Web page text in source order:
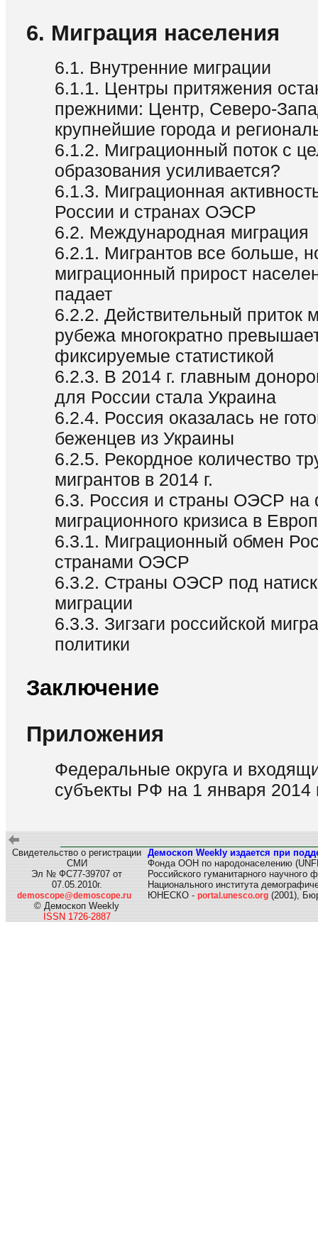
6. Миграция населения
6.1. Внутренние миграции
6.1.1. Центры притяжения
прежними: Центр, Северо-
крупнейшие города и
6.1.2. Миграционный поток с
образования усиливается?
6.1.3. Миграционная
России и странах OЭСР
6.2. Международная миграция
6.2.1. Мигрантов все больше,
миграционный прирост
падает
6.2.2. Действительный приток
рубежа многократно
фиксируемые статистикой
6.2.3. В 2014 г. главным
для России стала Украина
6.2.4. Россия оказалась не
беженцев из Украины
6.2.5. Рекордное количество
мигрантов в 2014 г.
6.3. Россия и страны ОЭСР на
миграционного кризиса в
6.3.1. Миграционный обмен
странами ОЭСР
6.3.2. Страны ОЭСР под
миграции
6.3.3. Зигзаги российской
политики
Заключение
Приложения
Федеральные округа и
субъекты РФ на 1 января 2014
Свидетельство о регистрации
СМИ
Эл № ФС77-39707 от
07.05.2010г.
demoscope@demoscope.ru
© Демоскоп Weekly
ISSN 1726-2887
Демоскоп Weekly издается при
Фонда ООН по народонаселению
Российского гуманитарного научного
Национального института
ЮНЕСКО -portal.unesco.org(2001),